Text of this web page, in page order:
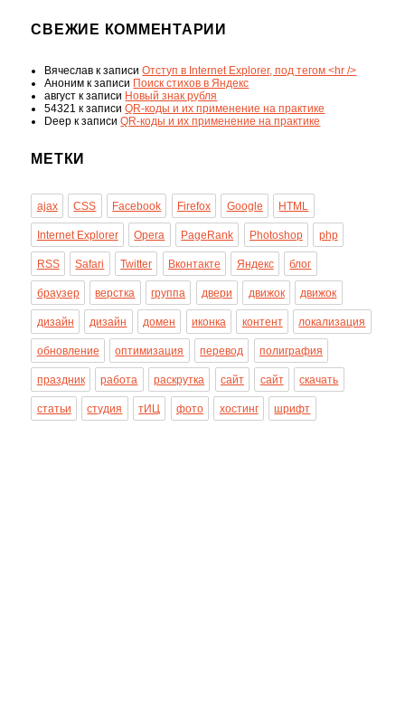
СВЕЖИЕ КОММЕНТАРИИ
Вячеслав к записиОтступ в Internet Explorer, под тегом <hr />
Аноним к записи Поиск стихов в Яндекс
август к записи Новый знак рубля
54321 к записиQR-коды и их применение на практике
Deep к записиQR-коды и их применение на практике
МЕТКИ
ajax CSS Facebook Firefox Google HTML
Internet Explorer Opera PageRank Photoshop php
RSS Safari Twitter Вконтакте Яндекс блог
браузер верстка группа двери движок движок
дизайн дизайн домен иконка контент локализация
обновление оптимизация перевод полиграфия
праздник работа раскрутка сайт сайт скачать
статьи студия тИЦ фото хостинг шрифт